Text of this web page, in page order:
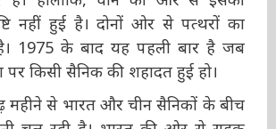
पुष्टि नहीं हुई है। दोनों ओर
हुआ है। 1975 के बाद यह पहली
चीन सीमा पर किसी सैनिक की
महीने से भारत और चीन सैनिकों के